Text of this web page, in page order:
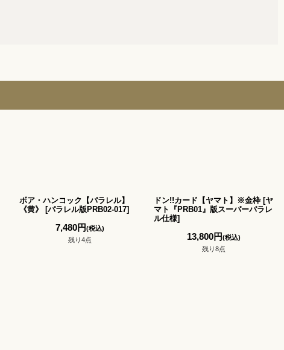
ボア・ハンコック【パラレル】
《黄》
[パラレル版PRB02-017]
7,480円(税込)
残り4点
ドン!!カード【ヤマト】※金枠 [ヤ
マト『PRB01』版スーパーパラレ
ル仕様]
13,800円(税込)
残り8点